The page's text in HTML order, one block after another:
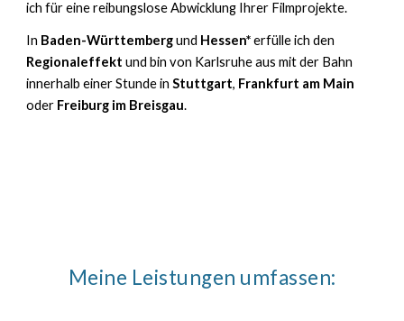
ich für eine reibungslose Abwicklung Ihrer Filmprojekte.
In Baden-Württembergund Hessen*erfülle ich den
Regionaleffekt und bin von Karlsruhe aus mit der Bahn
innerhalbeiner Stunde inStuttgart, Frankfurt am Main
oder Freiburg im Breisgau.
Meine Leistungen umfassen: